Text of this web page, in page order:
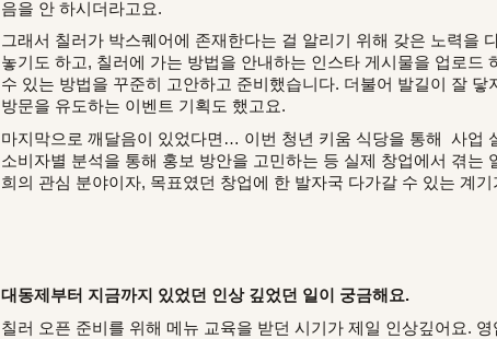
음을 안 하시더라고요.
그래서 칠러가 박스퀘어에 존재한다는 걸 알리기 위해 갖은 노력을
놓기도 하고, 칠러에 가는 방법을 안내하는 인스타 게시물을 업로
수 있는 방법을 꾸준히 고안하고 준비했습니다. 더불어 발길이 잘 닿
방문을 유도하는 이벤트 기획도 했고요.
마지막으로 깨달음이 있었다면… 이번 청년 키움 식당을 통해 사업
소비자별 분석을 통해 홍보 방안을 고민하는 등 실제 창업에서 겪는
희의 관심 분야이자, 목표였던 창업에 한 발자국 다가갈 수 있는 계
대동제부터 지금까지 있었던 인상 깊었던 일이 궁금해요.
칠러 오픈 준비를 위해 메뉴 교육을 받던 시기가 제일 인상깊어요.